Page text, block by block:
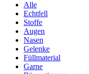
Alle
Echtfell
Stoffe
Augen
Nasen
Gelenke
Füllmaterial
Garne